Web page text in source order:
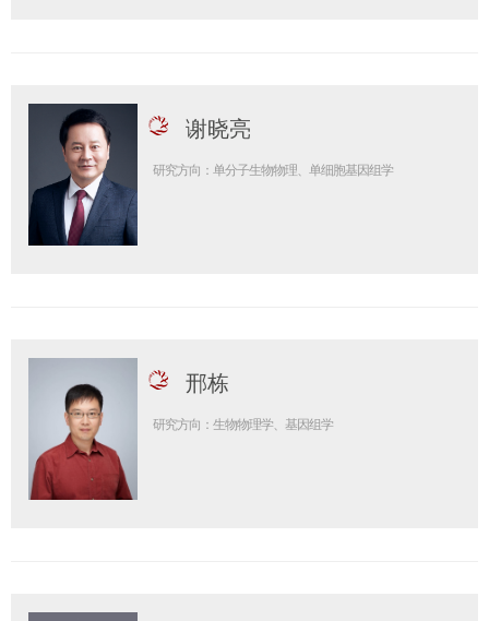
谢晓亮
研究方向：单分子生物物理、单细胞基因组学
邢栋
研究方向：生物物理学、基因组学